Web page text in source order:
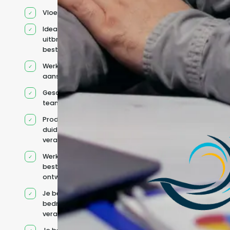
Vloeiend Engels
Ideaal voor het
uitbreiden van
bestaande capaciteit
Werkt onder jouw
aansturing
Geschikt voor hybride
teams
Productcontext en
duidelijke
verantwoordelijkheden
Werkt binnen jouw
bestaande
ontwikkelteam
Je behoudt jouw
bedrijfs- en IT-
verantwoordelijkheden